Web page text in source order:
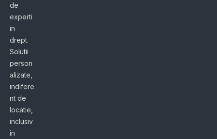
de
experti
in
drept.
Solutii
person
alizate,
indifere
nt de
locatie,
inclusiv
in